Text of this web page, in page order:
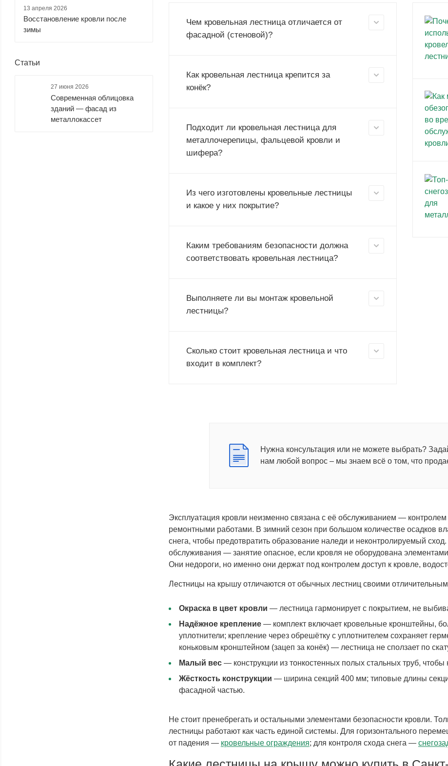
Чем кровельная лестница отличается от
фасадной (стеновой)?
Как кровельная лестница крепится за
конёк?
Подходит ли кровельная лестница для
металлочерепицы, фальцевой кровли и
шифера?
Из чего изготовлены кровельные лестницы
и какое у них покрытие?
Каким требованиям безопасности должна
соответствовать кровельная лестница?
Выполняете ли вы монтаж кровельной
лестницы?
Сколько стоит кровельная лестница и что
входит в комплект?
Нужна консультация или не можете выбрать?
нам любой вопрос – мы знаем всё о том, что
Эксплуатация кровли неизменно связана с её обслуживанием —
ремонтными работами. В зимний сезон при большом количестве осадков
снега, чтобы предотвратить образование наледи и неконтролируемый
обслуживания — занятие опасное, если кровля не оборудована
Они недороги, но именно они держат под контролем доступ к кровле,
Лестницы на крышу отличаются от обычных лестниц своими
Окраска в цвет кровли — лестница гармонирует с покрытием, не
Надёжное крепление— комплект включает кровельные кронштейны,
уплотнители; крепление через обрешётку с уплотнителем сохраняет
коньковым кронштейном (зацеп за конёк) — лестница не сползает по
Малый вес— конструкции из тонкостенных полых стальных труб,
Жёсткость конструкции — ширина секций 400 мм; типовые длины
фасадной частью.
Не стоит пренебрегать и остальными элементами безопасности кровли.
лестницы работают как часть единой системы. Для горизонтального
от падения — кровельные ограждения; для контроля схода снега —
13 апреля 2026
Восстановление кровли после
зимы
Статьи
27 июня 2026
Современная облицовка
зданий — фасад из
металлокассет